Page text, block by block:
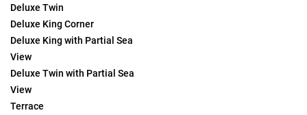
Deluxe Twin
Deluxe King Corner
Deluxe King with Partial Sea
View
Deluxe Twin with Partial Sea
View
Terrace